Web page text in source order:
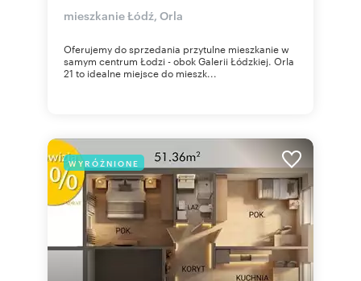
mieszkanie Łódź, Orla
Oferujemy do sprzedania przytulne mieszkanie w
samym centrum Łodzi - obok Galerii Łódzkiej. Orla
21 to idealne miejsce do mieszk...
WYRÓŻNIONE